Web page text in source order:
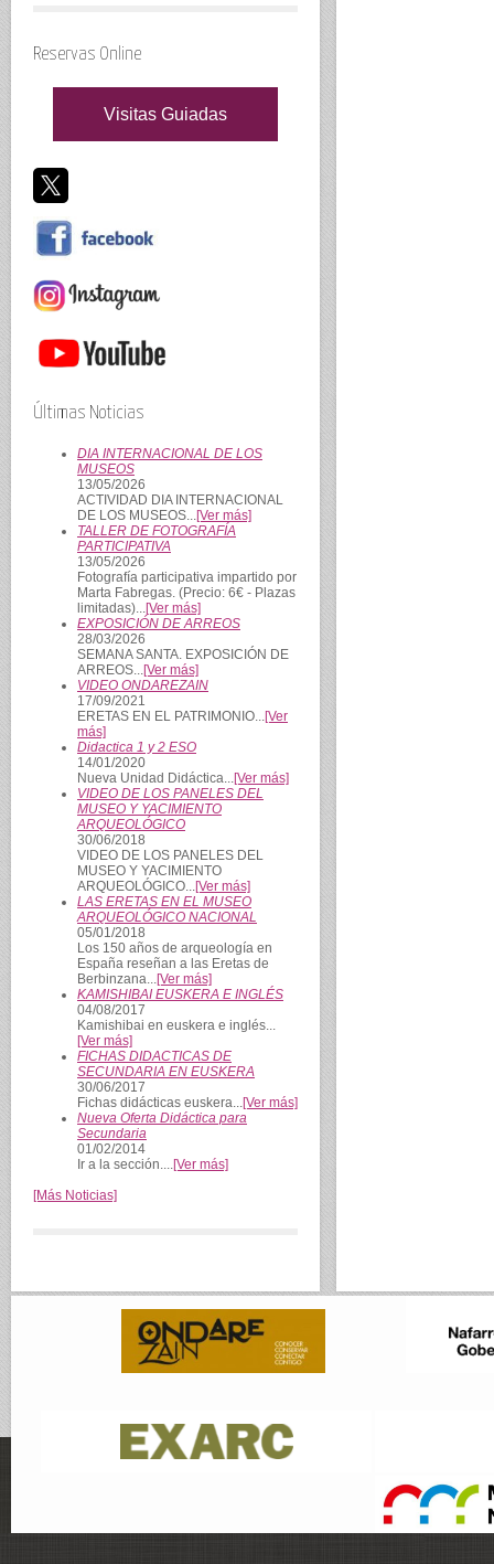
Reservas Online
Visitas Guiadas
Últimas Noticias
DIA INTERNACIONAL DE LOS
MUSEOS
13/05/2026
ACTIVIDAD DIA INTERNACIONAL
DE LOS MUSEOS...[Ver más]
TALLER DE FOTOGRAFÍA
PARTICIPATIVA
13/05/2026
Fotografía participativa impartido por
Marta Fabregas. (Precio: 6€ - Plazas
limitadas)...[Ver más]
EXPOSICIÓN DE ARREOS
28/03/2026
SEMANA SANTA. EXPOSICIÓN DE
ARREOS...[Ver más]
VIDEO ONDAREZAIN
17/09/2021
ERETAS EN EL PATRIMONIO...[Ver
más]
Didactica 1 y 2 ESO
14/01/2020
Nueva Unidad Didáctica...[Ver más]
VIDEO DE LOS PANELES DEL
MUSEO Y YACIMIENTO
ARQUEOLÓGICO
30/06/2018
VIDEO DE LOS PANELES DEL
MUSEO Y YACIMIENTO
ARQUEOLÓGICO...[Ver más]
LAS ERETAS EN EL MUSEO
ARQUEOLÓGICO NACIONAL
05/01/2018
Los 150 años de arqueología en
España reseñan a las Eretas de
Berbinzana...[Ver más]
KAMISHIBAI EUSKERA E INGLÉS
04/08/2017
Kamishibai en euskera e inglés...
[Ver más]
FICHAS DIDACTICAS DE
SECUNDARIA EN EUSKERA
30/06/2017
Fichas didácticas euskera...[Ver más]
Nueva Oferta Didáctica para
Secundaria
01/02/2014
Ir a la sección....[Ver más]
[Más Noticias]